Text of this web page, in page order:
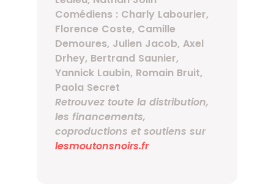
Comédiens : Charly Labourier,
Florence Coste, Camille
Demoures, Julien Jacob, Axel
Drhey, Bertrand Saunier,
Yannick Laubin, Romain Bruit,
Paola Secret
Retrouvez toute la distribution,
les financements,
coproductions et soutiens sur
lesmoutonsnoirs.fr